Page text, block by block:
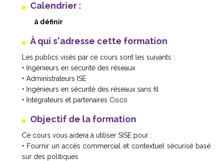
Calendrier :
à définir
À qui s'adresse cette formation
Les publics visés par ce cours sont les suivants :
• Ingénieurs en sécurité des réseaux
• Administrateurs ISE
• Ingénieurs en sécurité des réseaux sans fil
• Intégrateurs et partenaires Cisco
Objectif de la formation
Ce cours vous aidera à utiliser SISE pour :
• Fournir un accès commercial et contextuel sécurisé basé
sur des politiques